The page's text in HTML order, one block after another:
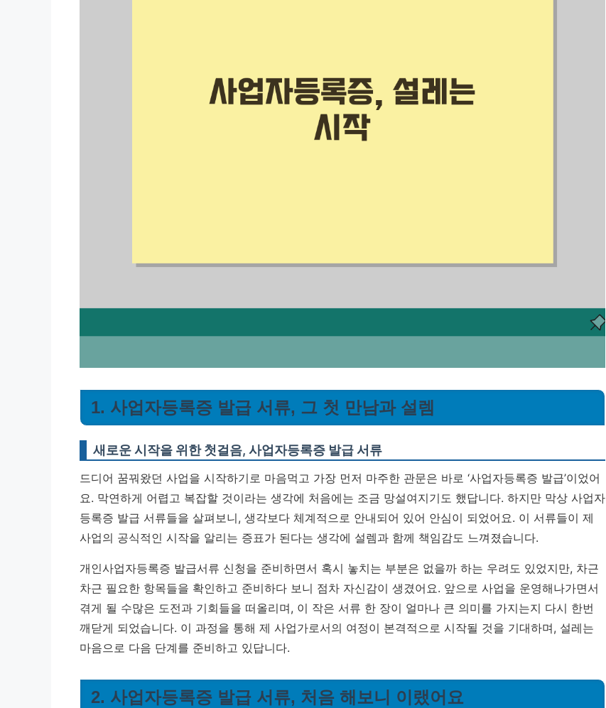
1. 사업자등록증 발급 서류, 그 첫 만남과 설렘
새로운 시작을 위한 첫걸음, 사업자등록증 발급 서류
드디어 꿈꿔왔던 사업을 시작하기로 마음먹고 가장 먼저 마주한 관문은 바로 ‘사업자등록증 발급’이었어
요. 막연하게 어렵고 복잡할 것이라는 생각에 처음에는 조금 망설여지기도 했답니다. 하지만 막상 사업자
등록증 발급 서류들을 살펴보니, 생각보다 체계적으로 안내되어 있어 안심이 되었어요. 이 서류들이 제
사업의 공식적인 시작을 알리는 증표가 된다는 생각에 설렘과 함께 책임감도 느껴졌습니다.
개인사업자등록증 발급서류 신청을 준비하면서 혹시 놓치는 부분은 없을까 하는 우려도 있었지만, 차근
차근 필요한 항목들을 확인하고 준비하다 보니 점차 자신감이 생겼어요. 앞으로 사업을 운영해나가면서
겪게 될 수많은 도전과 기회들을 떠올리며, 이 작은 서류 한 장이 얼마나 큰 의미를 가지는지 다시 한번
깨닫게 되었습니다. 이 과정을 통해 제 사업가로서의 여정이 본격적으로 시작될 것을 기대하며, 설레는
마음으로 다음 단계를 준비하고 있답니다.
2. 사업자등록증 발급 서류, 처음 해보니 이랬어요